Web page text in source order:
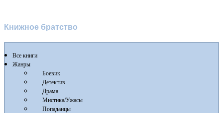
Книжное братство
Все книги
Жанры
Боевик
Детектив
Драма
Мистика/Ужасы
Попаданцы